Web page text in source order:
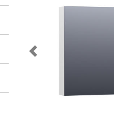
Previous